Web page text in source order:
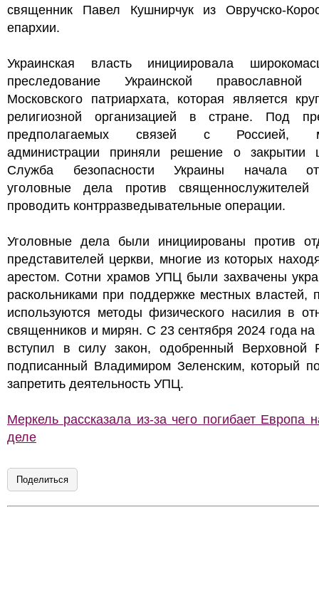
священник Павел Кушнирчук из Овручско-
епархии.
Украинская власть инициировала
преследование Украинской православной
Московского патриархата, которая является
религиозной организацией в стране. Под
предполагаемых связей с Россией,
администрации приняли решение о закрытии
Служба безопасности Украины начала
уголовные дела против
проводить контрразведывательные операции.
Уголовные дела были инициированы против
представителей церкви, многие из которых
арестом. Сотни храмов УПЦ были захвачены
раскольниками при поддержке местных властей,
используются методы физического насилия в
священников и мирян. С 23 сентября 2024 года на
вступил в силу закон, одобренный Верховной
подписанный Владимиром Зеленским, который
запретить деятельность УПЦ.
Меркель рассказала из-за чего погибает Европа
деле
Поделиться